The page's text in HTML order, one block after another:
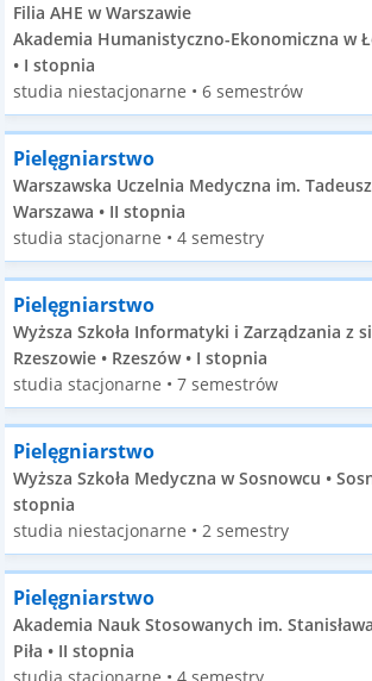
Filia AHE w Warszawie
Akademia Humanistyczno-Ekonomiczna w
• I stopnia
studia niestacjonarne • 6 semestrów
Pielęgniarstwo
Warszawska Uczelnia Medyczna im.
Warszawa • II stopnia
studia stacjonarne • 4 semestry
Pielęgniarstwo
Wyższa Szkoła Informatyki i Zarządzania z
Rzeszowie • Rzeszów • I stopnia
studia stacjonarne • 7 semestrów
Pielęgniarstwo
Wyższa Szkoła Medyczna w Sosnowcu •
stopnia
studia niestacjonarne • 2 semestry
Pielęgniarstwo
Akademia Nauk Stosowanych im.
Piła • II stopnia